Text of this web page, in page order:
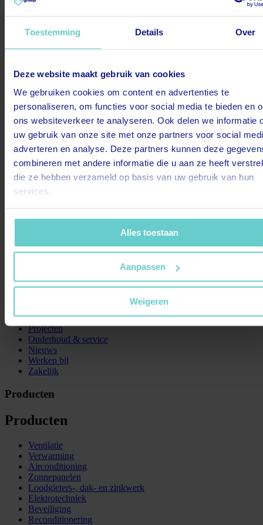
Toestemming Details Over
Deze website maakt gebruik van cookies
We gebruiken cookies om content en advertenties te
personaliseren, om functies voor social media te bieden en
ons websiteverkeer te analyseren. Ook delen we informatie
uw gebruik van onze site met onze partners voor social
adverteren en analyse. Deze partners kunnen deze
combineren met andere informatie die u aan ze heeft
die ze hebben verzameld op basis van uw gebruik van hun
services.
Alles toestaan
Aanpassen
Weigeren
Hulp nodig? Onze specialisten staan voor je klaar!
Vraag het direct aan een PronkGroep specialist.
We denken graag met je mee.
Bel 088 4009 500
Test Test
Bereikbaar tot 16:30 uur
PronkGroep
Vestigingen
Projecten
Onderhoud & service
Nieuws
Werken bij
Zakelijk
Producten
Producten
Ventilatie
Verwarming
Airconditioning
Zonnepanelen
Loodgieters-, dak- en zinkwerk
Elektrotechniek
Beveiliging
Reconditionering